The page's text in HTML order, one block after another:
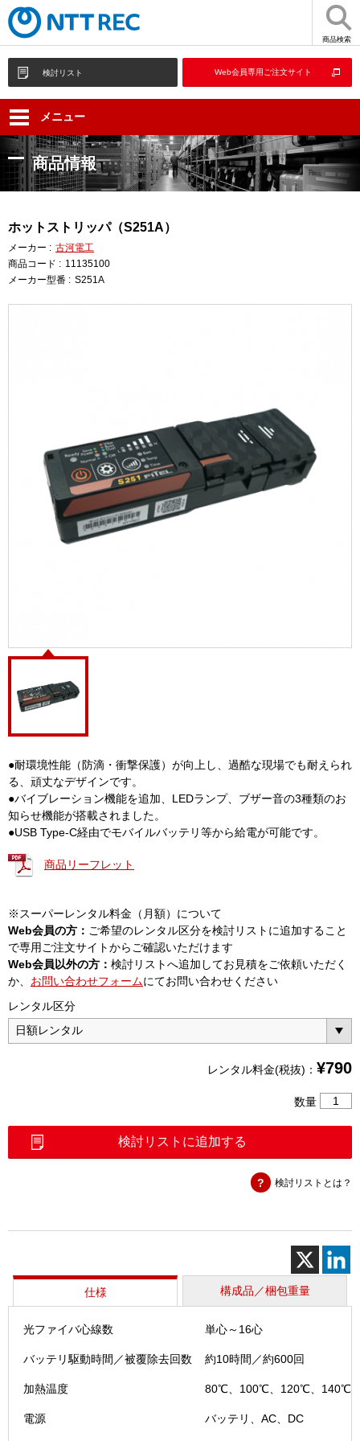
商品検索
検討リスト Web会員専用ご注文サイト
メニュー
商品情報
ホットストリッパ（S251A）
メーカー : 古河電工
商品コード : 11135100
メーカー型番 : S251A
●耐環境性能（防滴・衝撃保護）が向上し、過酷な現場でも耐えられ
る、頑丈なデザインです。
●バイブレーション機能を追加、LEDランプ、ブザー音の3種類のお
知らせ機能が搭載されました。
●USB Type-C経由でモバイルバッテリ等から給電が可能です。
商品リーフレット
※スーパーレンタル料金（月額）について
Web会員の方： ご希望のレンタル区分を検討リストに追加すること
で専用ご注文サイトからご確認いただけます
Web会員以外の方： 検討リストへ追加してお見積をご依頼いただく
か、 お問い合わせフォームにてお問い合わせください
レンタル区分
レンタル料金(税抜)： ¥790
数量
リ
（
個
検討リストに追加する
検討リストとは？
仕様 構成品／梱包重量
光ファイバ心線数 単心～16心
バッテリ駆動時間／被覆除去回数 約10時間／約600回
加熱温度 80℃、100℃、120℃、140℃
電源 バッテリ、AC、DC